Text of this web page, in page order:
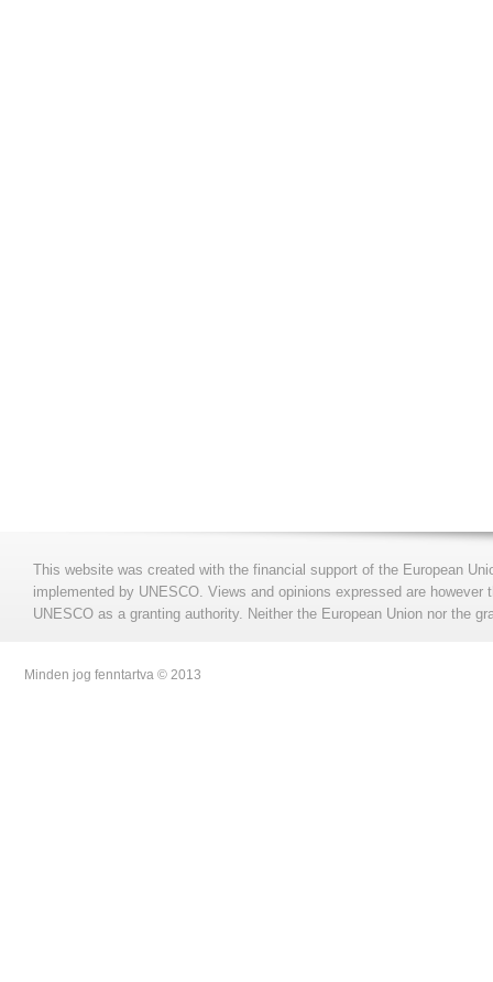
This website was created with the financial support of the European
implemented by UNESCO. Views and opinions expressed are
UNESCO as a granting authority. Neither the European Union nor the
Minden jog fenntartva © 2013